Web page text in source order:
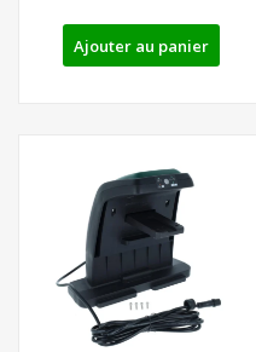
Ajouter au panier